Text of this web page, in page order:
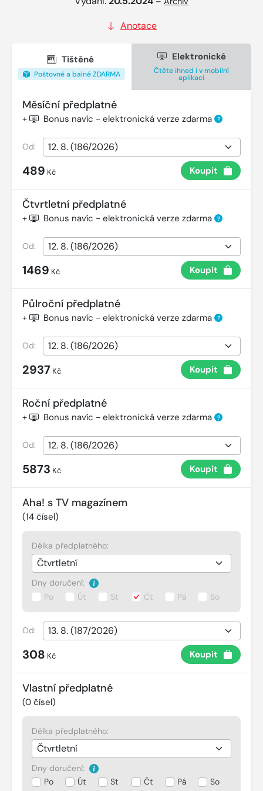
Anotace
Tištěné
Poštovné a balné ZDARMA
Elektronické
Čtěte ihned i v mobilní
aplikaci
Měsíční předplatné
+ Bonus navíc - elektronická verze zdarma ?
Od:
489 Kč Koupit
Čtvrtletní předplatné
+ Bonus navíc - elektronická verze zdarma ?
Od:
1469 Kč Koupit
Půlroční předplatné
+ Bonus navíc - elektronická verze zdarma ?
Od:
2937 Kč Koupit
Roční předplatné
+ Bonus navíc - elektronická verze zdarma ?
Od:
5873 Kč Koupit
Aha! s TV magazínem
(14 čísel)
Délka předplatného:
Dny doručení:
Po
Út St Čt Pá So
Od:
308 Kč Koupit
Vlastní předplatné
(0 čísel)
Délka předplatného:
Dny doručení:
Po
Út St Čt Pá So